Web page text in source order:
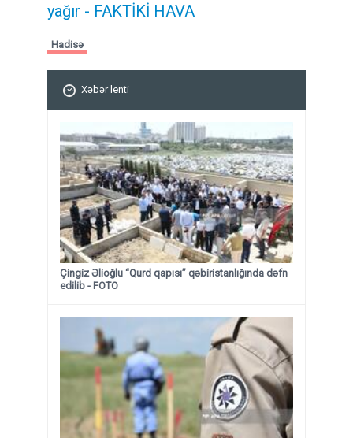
yağır - FAKTİKİ HAVA
Hadisə
Xəbər lenti
Çingiz Əlioğlu “Qurd qapısı” qəbiristanlığında dəfn
edilib - FOTO